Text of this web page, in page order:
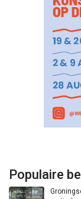
Populaire